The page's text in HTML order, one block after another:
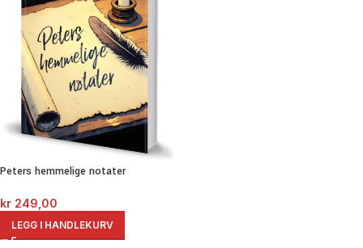
Peters hemmelige notater
kr 249,00
LEGG I HANDLEKURV